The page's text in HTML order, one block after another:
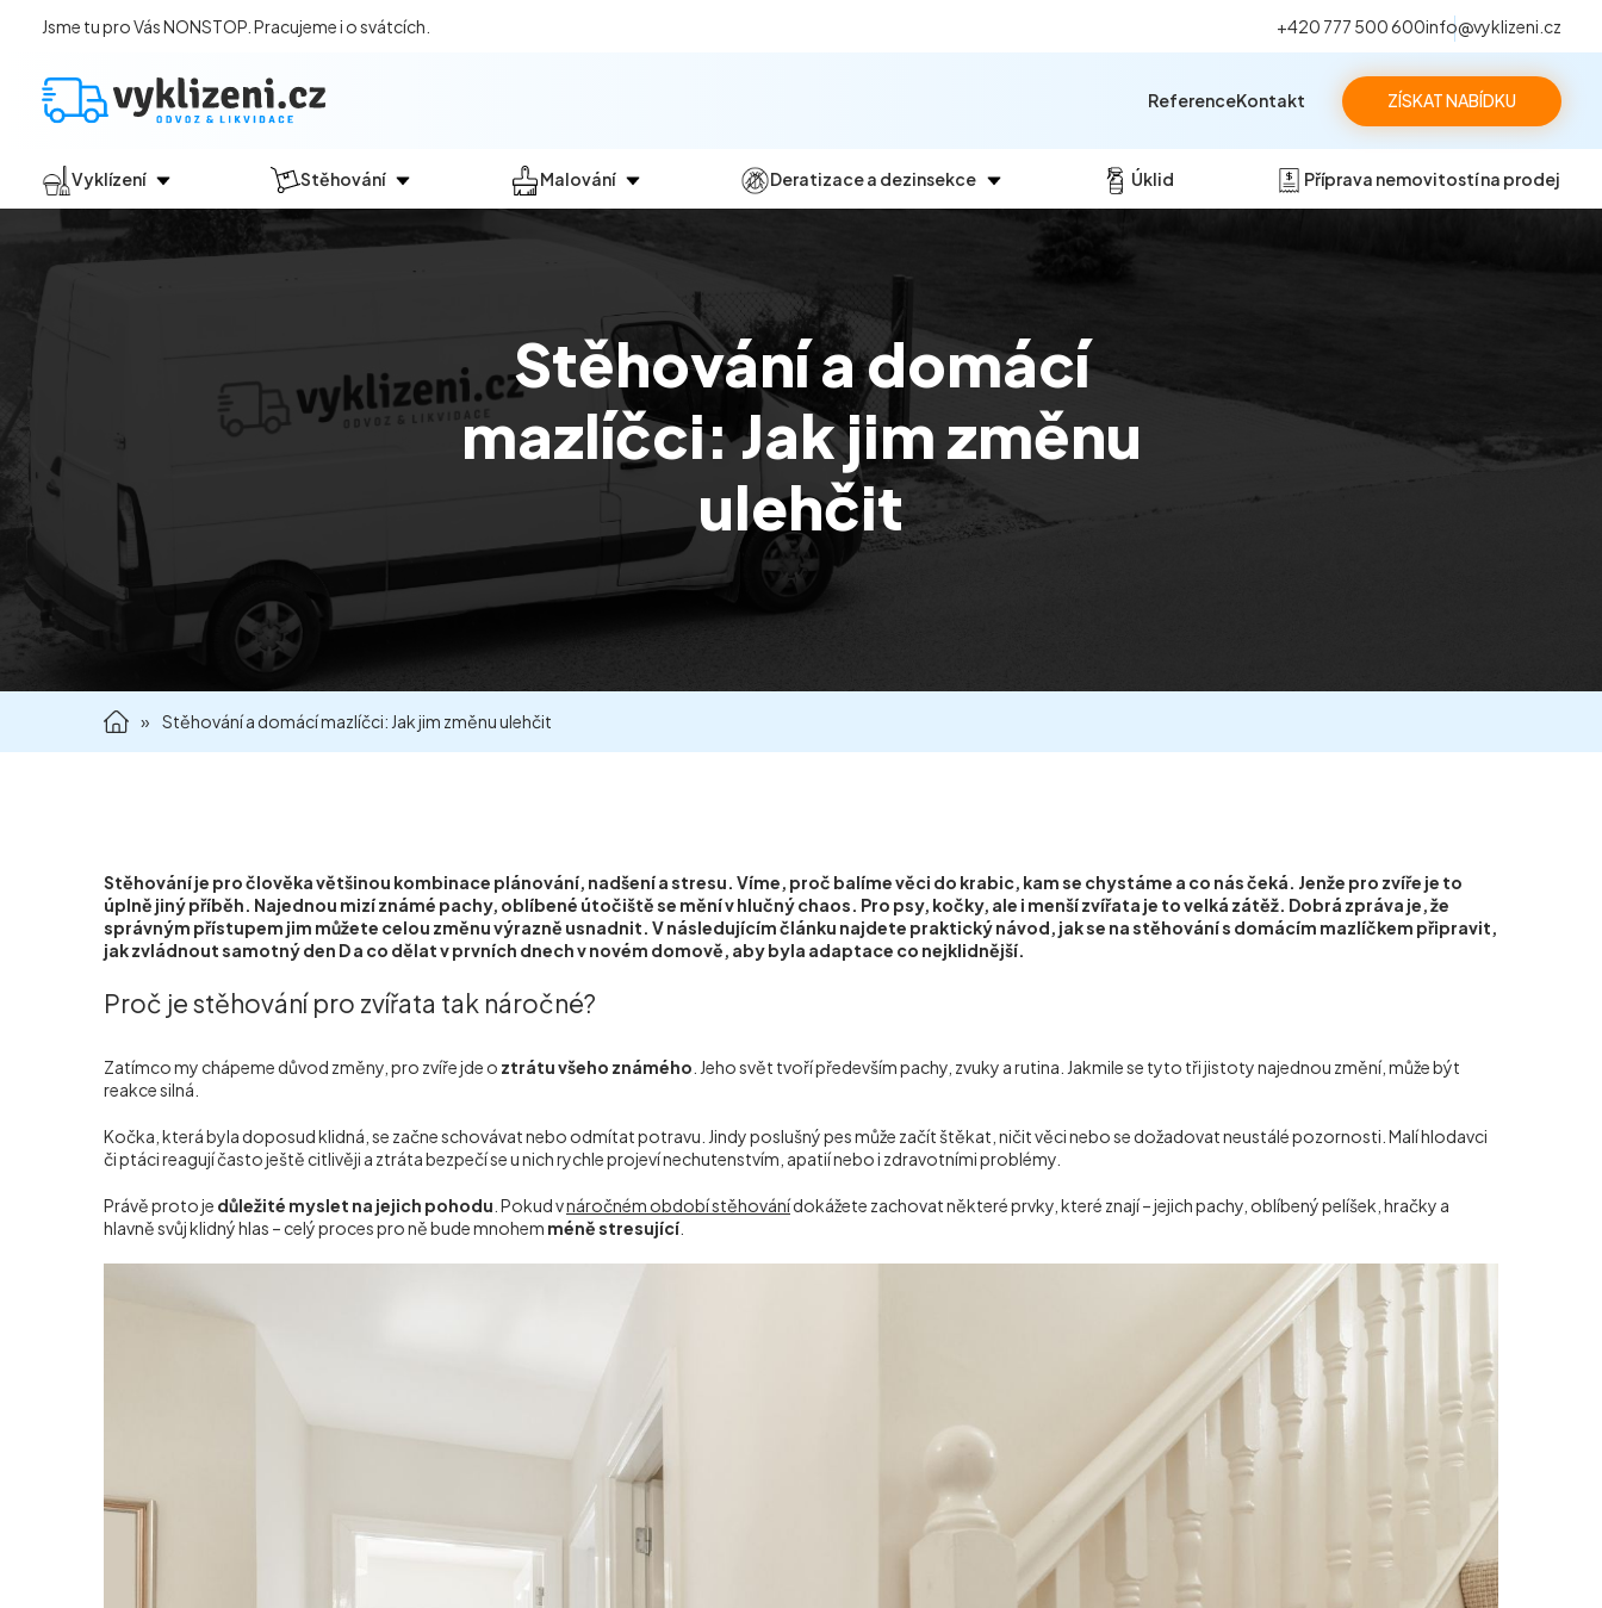
Jsme tu pro Vás NONSTOP. Pracujeme i o svátcích. +420 777 500 600info@vyklizeni.cz
ZÍSKAT NABÍDKU
Vyklízení
Jak vyklízení probíhá?
Vyklízení po povodních
Vyklízení komerčních prostor
Vyklízení sklepů a garáží
Vyklízení zahrad
Likvidace eternitu
Stěhování
probíhá?
Stěhování domácností
Malování
probíhá?
Malování domů
Malování kanceláří
Malování komerčních prostor
Deratizace a dezinsekce
Dezinfekce
Dezinsekce
Úklid Příprava nemovitostí na prodej
ReferenceKontakt
Stěhování a domácí
mazlíčci: Jak jim změnu
ulehčit
» Stěhování a domácí mazlíčci: Jak jim změnu ulehčit
Stěhování je pro člověka většinou kombinace plánování, nadšení a stresu. Víme, proč balíme věci do krabic, kam se chystáme a co nás čeká. Jenže pro zvíře je to
úplně jiný příběh. Najednou mizí známé pachy, oblíbené útočiště se mění v hlučný chaos. Pro psy, kočky, ale i menší zvířata je to velká zátěž. Dobrá zpráva je, že
správným přístupem jim můžete celou změnu výrazně usnadnit. V následujícím článku najdete praktický návod, jak se na stěhování s domácím mazlíčkem připravit,
jak zvládnout samotný den D a co dělat v prvních dnech v novém domově, aby byla adaptace co nejklidnější.
Proč je stěhování pro zvířata tak náročné?
Zatímco my chápeme důvod změny, pro zvíře jde o ztrátu všeho známého . Jeho svět tvoří především pachy, zvuky a rutina. Jakmile se tyto tři jistoty najednou změní, může být
reakce silná.
Kočka, která byla doposud klidná, se začne schovávat nebo odmítat potravu. Jindy poslušný pes může začít štěkat, ničit věci nebo se dožadovat neustálé pozornosti. Malí hlodavci
či ptáci reagují často ještě citlivěji a ztráta bezpečí se u nich rychle projeví nechutenstvím, apatií nebo i zdravotními problémy.
Právě proto je důležité myslet na jejich pohodu . Pokud vnáročném období stěhovánídokážete zachovat některé prvky, které znají – jejich pachy, oblíbený pelíšek, hračky a
hlavně svůj klidný hlas – celý proces pro ně bude mnohem méně stresující